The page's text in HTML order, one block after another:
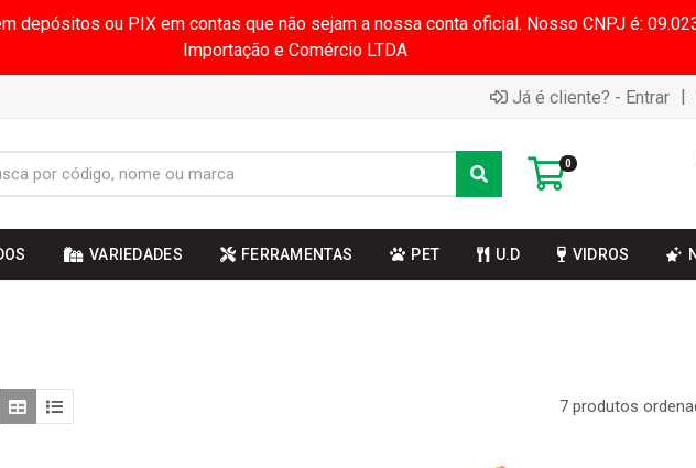
depósitos ou PIX em contas que não sejam a nossa conta oficial. Nosso CNPJ é:
Importação e Comércio LTDA
Já é cliente? - Entrar |
0
VARIEDADES FERRAMENTAS PET U.D VIDROS
7 produtos